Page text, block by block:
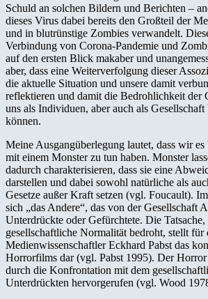
Schuld an solchen Bildern und Berichten –
dieses Virus dabei bereits den Großteil der
und in blutrünstige Zombies verwandelt.
Verbindung von Corona-Pandemie und
auf den ersten Blick makaber und
aber, dass eine Weiterverfolgung dieser
die aktuelle Situation und unsere damit
reflektieren und damit die Bedrohlichkeit der
uns als Individuen, aber auch als Gesellschaft
können.
Meine Ausgangüberlegung lautet, dass wir
mit einem Monster zu tun haben. Monster
dadurch charakterisieren, dass sie eine
darstellen und dabei sowohl natürliche als
Gesetze außer Kraft setzen (vgl. Foucault).
sich „das Andere“, das von der Gesellschaft
Unterdrückte oder Gefürchtete. Die Tatsache,
gesellschaftliche Normalität bedroht, stellt für
Medienwissenschaftler Eckhard Pabst das
Horrorfilms dar (vgl. Pabst 1995). Der
durch die Konfrontation mit dem
Unterdrückten hervorgerufen (vgl. Wood